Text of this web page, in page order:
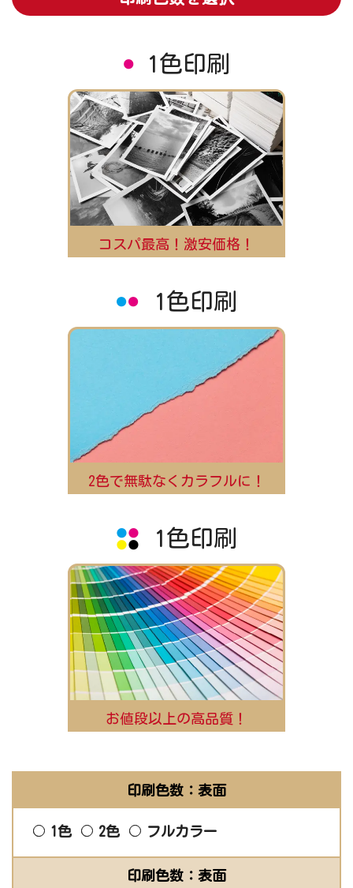
1色印刷
コスパ最高！激安価格！
1色印刷
2色で無駄なくカラフルに！
1色印刷
お値段以上の高品質！
印刷色数：表面
1色 2色 フルカラー
印刷色数：表面